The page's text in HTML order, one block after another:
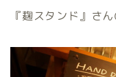
『麹スタンド』さ